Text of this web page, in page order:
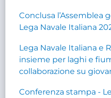
Conclusa l’Assemblea
Lega Navale Italiana
Lega Navale Italiana e
insieme per laghi e
collaborazione su
Conferenza stampa -